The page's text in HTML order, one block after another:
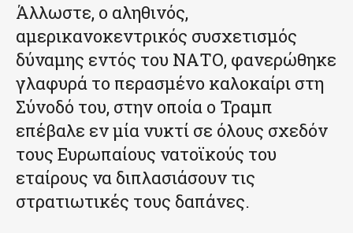
Άλλωστε, ο αληθινός,
αμερικανοκεντρικός συσχετισμός
δύναμης εντός του ΝΑΤΟ, φανερώθηκε
γλαφυρά το περασμένο καλοκαίρι στη
Σύνοδό του, στην οποία ο Τραμπ
επέβαλε εν μία νυκτί σε όλους σχεδόν
τους Ευρωπαίους νατοϊκούς του
εταίρους να διπλασιάσουν τις
στρατιωτικές τους δαπάνες.